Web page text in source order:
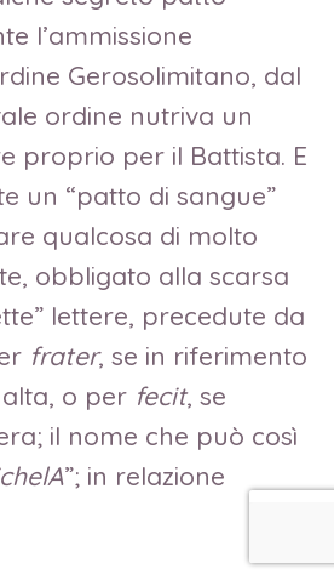
l’ammissione
Gerosolimitano, dal
ordine nutriva un
proprio per il Battista. E
un “patto di sangue”
qualcosa di molto
obbligato alla scarsa
lettere, precedute da
frater, se in riferimento
o per fecit, se
il nome che può così
”; in relazione